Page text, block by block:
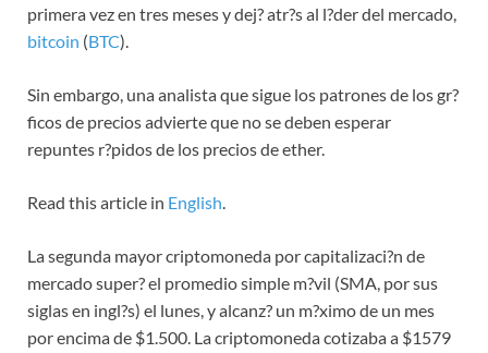
primera vez en tres meses y dej? atr?s al l?der del mercado,
bitcoin (BTC).
Sin embargo, una analista que sigue los patrones de los gr?
ficos de precios advierte que no se deben esperar
repuntes r?pidos de los precios de ether.
Read this article in English.
La segunda mayor criptomoneda por capitalizaci?n de
mercado super? el promedio simple m?vil (SMA, por sus
siglas en ingl?s) el lunes, y alcanz? un m?ximo de un mes
por encima de $1.500. La criptomoneda cotizaba a $1579